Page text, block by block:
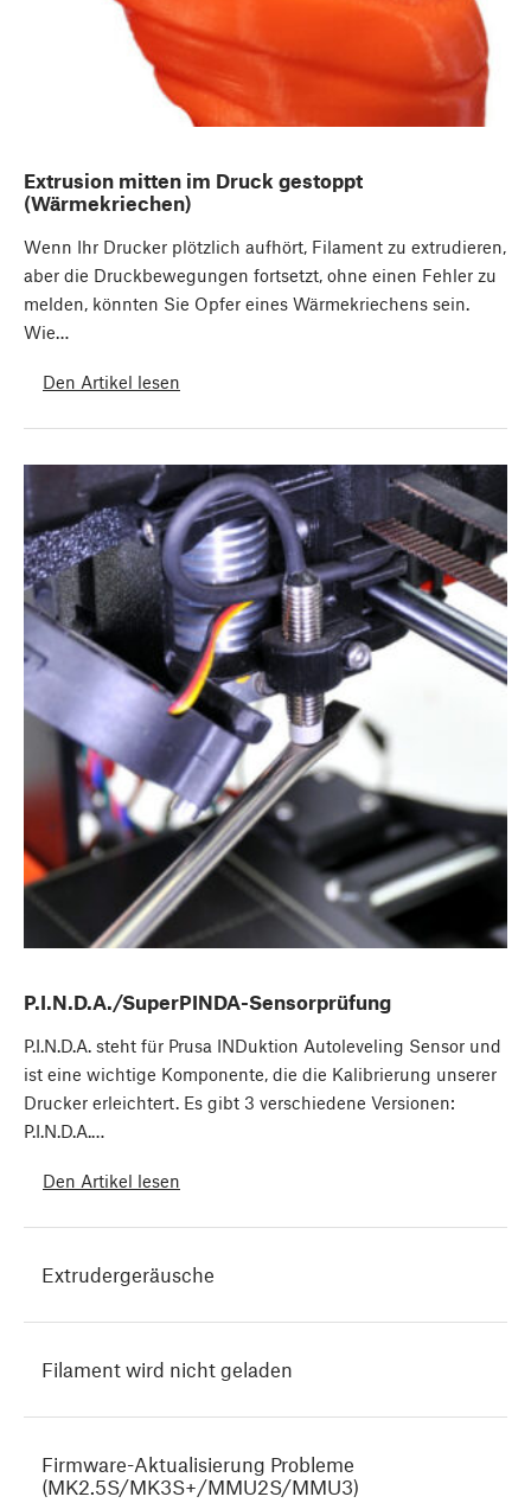
Extrusion mitten im Druck gestoppt
(Wärmekriechen)
Wenn Ihr Drucker plötzlich aufhört, Filament zu extrudieren,
aber die Druckbewegungen fortsetzt, ohne einen Fehler zu
melden, könnten Sie Opfer eines Wärmekriechens sein.
Wie…
Den Artikel lesen
P.I.N.D.A./SuperPINDA-Sensorprüfung
P.I.N.D.A. steht für Prusa INDuktion Autoleveling Sensor und
ist eine wichtige Komponente, die die Kalibrierung unserer
Drucker erleichtert. Es gibt 3 verschiedene Versionen:
P.I.N.D.A.…
Den Artikel lesen
Extrudergeräusche
Filament wird nicht geladen
Firmware-Aktualisierung Probleme
(MK2.5S/MK3S+/MMU2S/MMU3)